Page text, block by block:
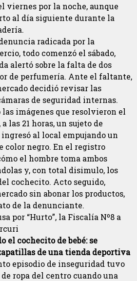
viernes por la noche, aunque
al día siguiente durante la
radicada por la
todo comenzó el sábado,
alertó sobre la falta de dos
de perfumería. Ante el faltante,
decidió revisar las
de seguridad internas.
imágenes que resolvieron el
las 21 horas, un sujeto de
al local empujando un
color negro. En el registro
el hombre toma ambos
y, con total disimulo, los
cochecito. Acto seguido,
sin abonar los productos,
de la denunciante.
por “Hurto”, la Fiscalía Nº8 a
el cochecito de bebé: se
de una tienda deportiva
episodio de inseguridad tuvo
ropa del centro cuando una